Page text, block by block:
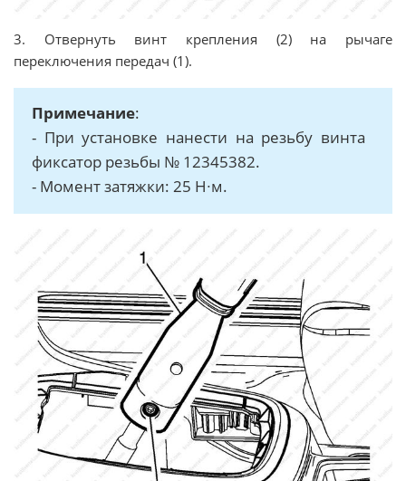
3. Отвернуть винт крепления (2) на рычаге
переключения передач (1).
Примечание:
- При установке нанести на резьбу винта
фиксатор резьбы № 12345382.
- Момент затяжки: 25 Н∙м.